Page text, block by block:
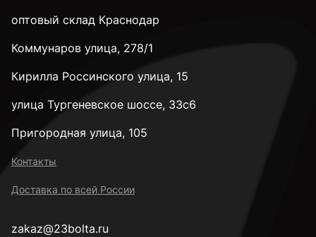
оптовый склад Краснодар
Коммунаров улица, 278/1
Кирилла Россинского улица, 15
улица Тургеневское шоссе, 33с6
Пригородная улица, 105
Контакты
Доставка по всей России
zakaz@23bolta.ru